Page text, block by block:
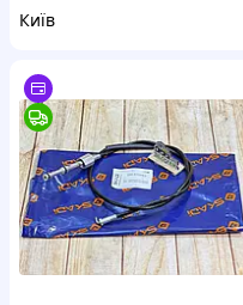
Київ